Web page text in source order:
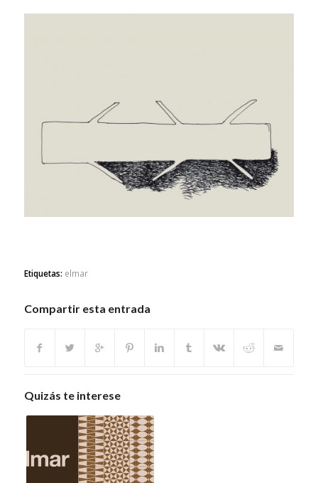
Etiquetas: elmar
Compartir esta entrada
Quizás te interese